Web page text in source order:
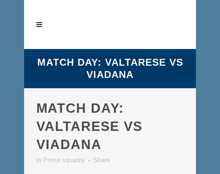
MATCH DAY: VALTARESE VS
VIADANA
MATCH DAY:
VALTARESE VS
VIADANA
in Prima squadra Share